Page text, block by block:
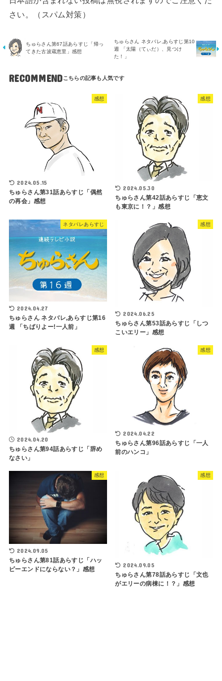
さい。（スパム対策）
ちゅらさん第67話あらすじ「帰っ
てきた古波蔵恵里」感想
ちゅらさん ネタバレ,あらすじ第10
週 「太陽（てぃだ）、見つけ
た！」
RECOMMEND
感想
2024.05.15
ちゅらさん第31話あらすじ「偶然
の再会」感想
感想
2024.05.30
ちゅらさん第42話あらすじ「恵文
も東京に！？」感想
ネタバレあらすじ
2024.04.27
ちゅらさん ネタバレ,あらすじ第16
週 「ちばりよー!一人前」
感想
2024.06.25
ちゅらさん第53話あらすじ「しつ
こいエリー」感想
感想
2024.04.20
ちゅらさん第94話あらすじ「辞め
なさい」
感想
2024.04.22
ちゅらさん第96話あらすじ「一人
前のハンコ」
感想
2024.09.05
ちゅらさん第81話あらすじ「ハッ
ピーエンドにならない？」感想
感想
2024.09.05
ちゅらさん第78話あらすじ「文也
がエリーの病棟に！？」感想